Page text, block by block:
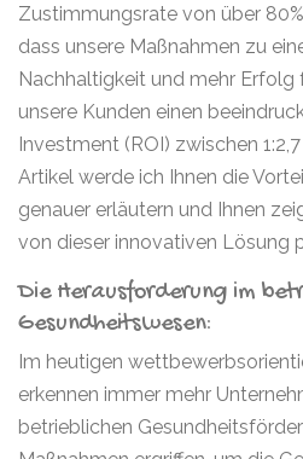
Zustimmungsrate von über
dass unsere Maßnahmen zu
Nachhaltigkeit und mehr Erfolg
unsere Kunden einen
Investment (ROI) zwischen
Artikel werde ich Ihnen die
genauer erläutern und Ihnen
von dieser innovativen Lösung
Die Herausforderung im
Gesundheitswesen:
Im heutigen
erkennen immer mehr
betrieblichen